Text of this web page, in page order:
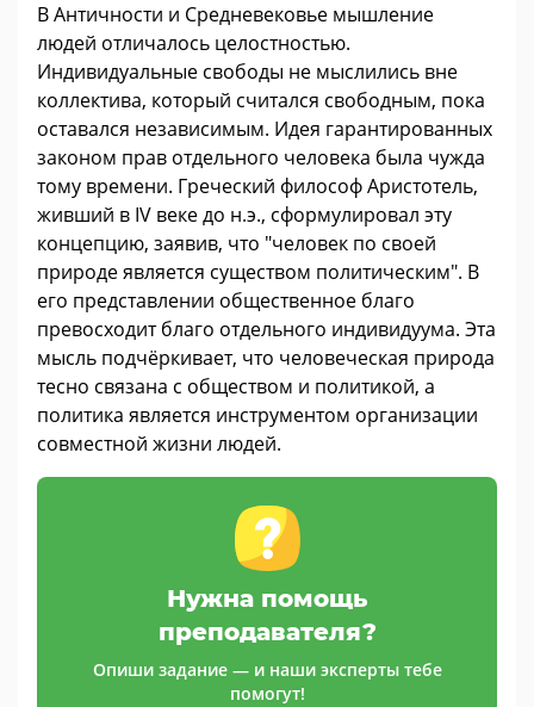
В Античности и Средневековье мышление
людей отличалось целостностью.
Индивидуальные свободы не мыслились вне
коллектива, который считался свободным, пока
оставался независимым. Идея гарантированных
законом прав отдельного человека была чужда
тому времени. Греческий философ Аристотель,
живший в IV веке до н.э., сформулировал эту
концепцию, заявив, что "человек по своей
природе является существом политическим". В
его представлении общественное благо
превосходит благо отдельного индивидуума. Эта
мысль подчёркивает, что человеческая природа
тесно связана с обществом и политикой, а
политика является инструментом организации
совместной жизни людей.
Нужна помощь
преподавателя?
Опиши задание — и наши эксперты тебе
помогут!